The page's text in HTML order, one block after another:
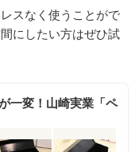
スなく使うことがで
にしたい方はぜひ試
一変！山崎実業「ペ